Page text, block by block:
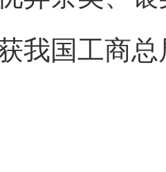
我国工商